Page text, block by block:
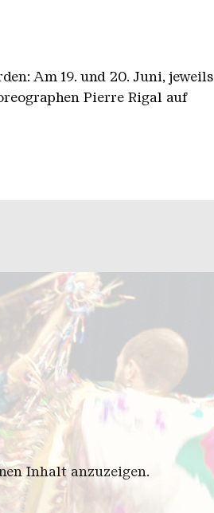
Am 19. und 20. Juni, jeweils
Pierre Rigal auf
Inhalt anzuzeigen.